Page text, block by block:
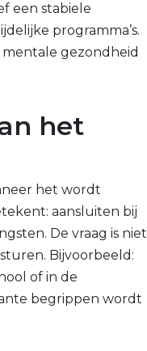
een stabiele
programma’s.
gezondheid
het
het wordt
aansluiten bij
De vraag is niet
Bijvoorbeeld:
of in de
begrippen wordt